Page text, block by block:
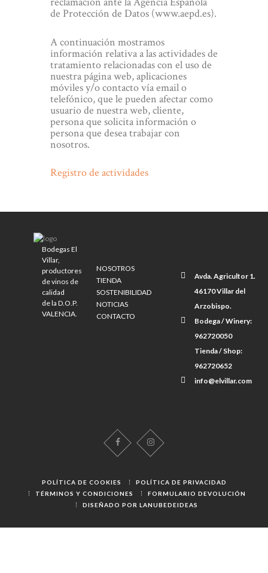
de Protección de Datos (www.aepd.es).
A continuación mostramos
información relativa a las actividades de
tratamiento relacionadas con el uso de
nuestra página web, aplicaciones
móviles y/o contacto vía email o
telefónico, que le pueden afectar como
usuario de nuestra web, cliente,
persona que solicita información o
persona que desea trabajar con
nosotros.
Registro de actividades
Bodegas El
Villar,
productores
de vinos de
calidad
de la D.O.P.
VALENCIA.
NOSOTROS
TIENDA
SOSTENIBILIDAD
NOTICIAS
CONTACTO
Avda. Agricultor 1.
46170 Villar del
Arzobispo.
Bodega / Winery:
962720050
Tienda / Shop:
962720652
info@elvillar.com
POLÍTICA DE COOKIES
POLÍTICA DE PRIVACIDAD
TÉRMINOS Y CONDICIONES
FORMULARIO DEVOLUCIÓN
DISEÑADO POR LANUBEDEIDEAS